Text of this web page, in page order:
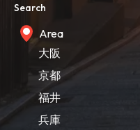
Search
Area
大阪
京都
福井
兵庫